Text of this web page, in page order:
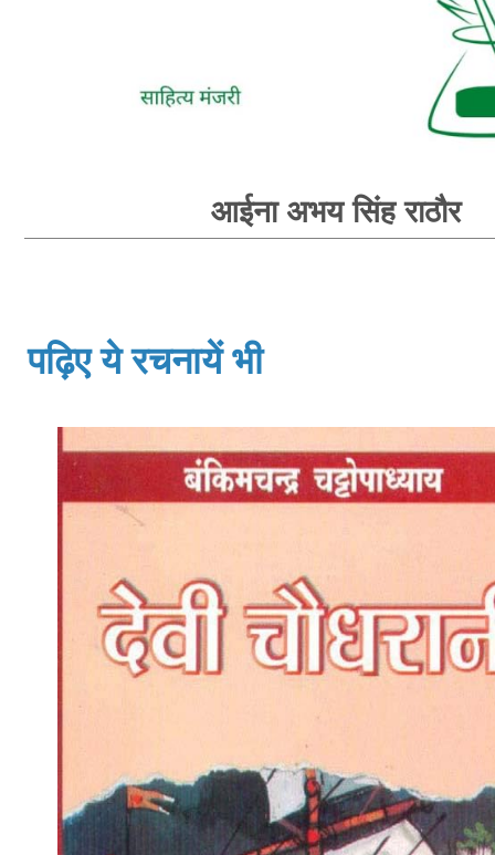
आईना अभय सिंह राठौर
पढ़िए ये रचनायें भी